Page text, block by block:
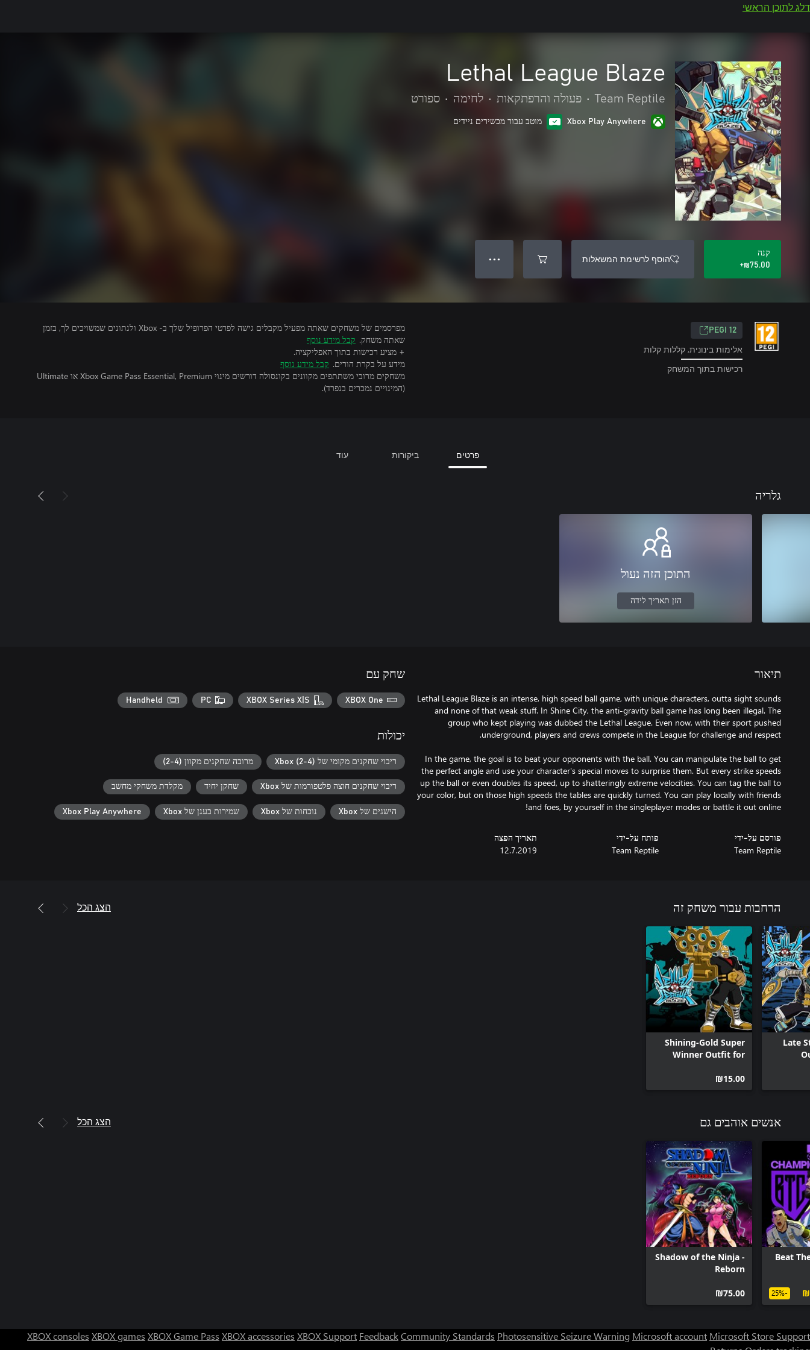
דלג לתוכן הראשי
Lethal League Blaze
Team Reptile
• פעולה והרפתקאות • לחימה • ספורט
Xbox Play Anywhere מוטב עבור מכשירים ניידים
קנה
‪₪‎75.00‬+
הוסף לרשימת המשאלות ● ● ●
‎PEGI 12‎
אלימות בינונית, קללות קלות
רכישות בתוך המשחק
מפרסמים של משחקים שאתה מפעיל מקבלים גישה לפרטי הפרופיל שלך ב- Xbox ולנתונים שמשויכים לך, בזמן
שאתה משחק. קבל מידע נוסף
+ מציע רכישות בתוך האפליקציה.
מידע על בקרת הורים. קבל מידע נוסף
משחקים מרובי משתתפים מקוונים בקונסולה דורשים מינוי Xbox Game Pass Essential, Premium או Ultimate
(המינויים נמכרים בנפרד).
פרטים ביקורות עוד
גלריה
התוכן הזה נעול
הזן תאריך לידה
תיאור
Lethal League Blaze is an intense, high speed ball game, with unique characters, outta sight sounds
and none of that weak stuff. In Shine City, the anti-gravity ball game has long been illegal. The
group who kept playing was dubbed the Lethal League. Even now, with their sport pushed
In the game, the goal is to beat your opponents with the ball. You can manipulate the ball to get
the perfect angle and use your character's special moves to surprise them. But every strike speeds
up the ball or even doubles its speed, up to shatteringly extreme velocities. You can tag the ball to
your color, but on those high speeds the tables are quickly turned. You can play locally with friends
and foes, by yourself in the singleplayer modes or battle it out online!
פורסם על-ידי
Team Reptile
פותח על-ידי
Team Reptile
תאריך הפצה
12.7.2019
שחק עם
XBOX One
XBOX Series X|S
PC
Handheld
יכולות
ריבוי שחקנים מקומי של Xbox (2-4) מרובה שחקנים מקוון (2-4)
ריבוי שחקנים חוצה פלטפורמות של Xbox שחקן יחיד מקלדת משחקי מחשב
הישגים של Xbox נוכחות של Xbox שמירות בענן של Xbox Xbox Play Anywhere
הרחבות עבור משחק זה הצג הכל
Late
Shining-Gold Super
Winner Outfit for
‪₪‎15.00‬
אנשים אוהבים גם הצג הכל
Beat
-25%
Shadow of the Ninja -
Reborn
‪₪‎75.00‬
XBOX consoles XBOX games XBOX Game Pass XBOX accessories XBOX Support FeedbackCommunity Standards Photosensitive Seizure Warning Microsoft account Microsoft Store Support